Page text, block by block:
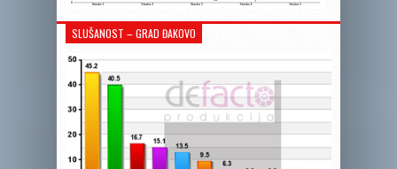
SLUŠANOST – GRAD ĐAKOVO